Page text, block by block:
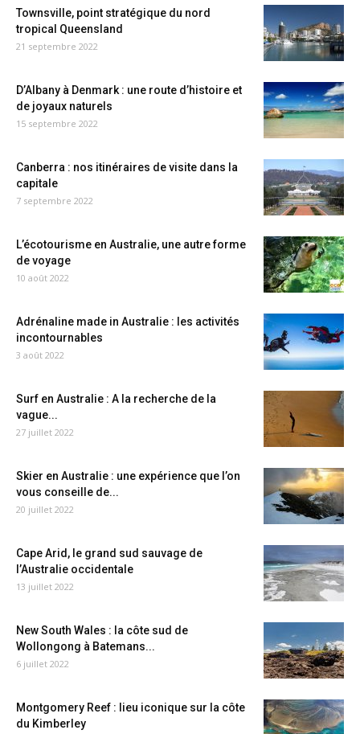
Townsville, point stratégique du nord
tropical Queensland
21 septembre 2022
D’Albany à Denmark : une route d’histoire et
de joyaux naturels
15 septembre 2022
Canberra : nos itinéraires de visite dans la
capitale
7 septembre 2022
L’écotourisme en Australie, une autre forme
de voyage
10 août 2022
Adrénaline made in Australie : les activités
incontournables
3 août 2022
Surf en Australie : A la recherche de la
vague...
27 juillet 2022
Skier en Australie : une expérience que l’on
vous conseille de...
20 juillet 2022
Cape Arid, le grand sud sauvage de
l’Australie occidentale
13 juillet 2022
New South Wales : la côte sud de
Wollongong à Batemans...
6 juillet 2022
Montgomery Reef : lieu iconique sur la côte
du Kimberley